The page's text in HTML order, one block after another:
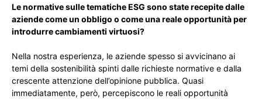
Le normative sulle tematiche ESG sono state recepite dalle
aziende come un obbligo o come una reale opportunità per
introdurre cambiamenti virtuosi?
Nella nostra esperienza, le aziende spesso si avvicinano ai
temi della sostenibilità spinti dalle richieste normative e dalla
crescente attenzione dell’opinione pubblica. Quasi
immediatamente, però, percepiscono le reali opportunità